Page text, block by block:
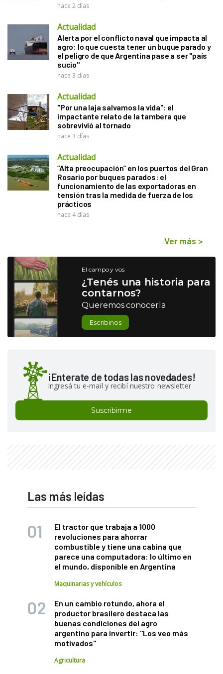
hace 2 días
Actualidad
Alerta por el conflicto naval que impacta al
agro: lo que cuesta tener un buque parado y
el peligro de que Argentina pase a ser "país
sucio"
hace 3 días
Actualidad
"Por una laja salvamos la vida": el
impactante relato de la tambera que
sobrevivió al tornado
hace 3 días
Actualidad
“Alta preocupación” en los puertos del Gran
Rosario por buques parados: el
funcionamiento de las exportadoras en
tensión tras la medida de fuerza de los
prácticos
hace 4 días
Ver más >
El campo y vos
¿Tenés una historia para
contarnos?
Queremos conocerla
Escribinos
¡Enterate de todas las novedades!
Ingresá tu e-mail y recibí nuestro newsletter
Suscribirme
Las más leídas
El tractor que trabaja a 1000
revoluciones para ahorrar
combustible y tiene una cabina que
parece una computadora: lo último en
el mundo, disponible en Argentina
Maquinarias y vehículos
En un cambio rotundo, ahora el
productor brasilero destaca las
buenas condiciones del agro
argentino para invertir: "Los veo más
motivados"
Agricultura